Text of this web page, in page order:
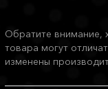
Обратите внимание,
товара могут
изменены